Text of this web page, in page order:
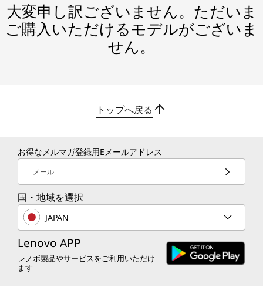
大変申し訳ございません。ただいま
ご購入いただけるモデルがございま
せん。
トップへ戻る
お得なメルマガ登録用Eメールアドレス
メール
国・地域を選択
JAPAN
Lenovo APP
レノボ製品やサービスをご利用いただけ
ます